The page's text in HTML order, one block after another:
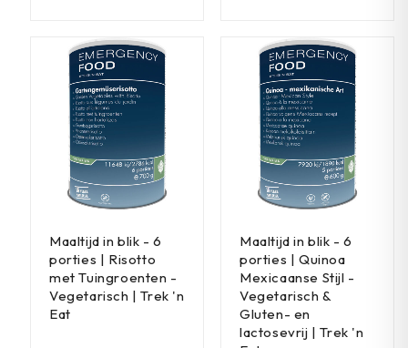
Maaltijd in blik - 6
porties | Risotto
met Tuingroenten -
Vegetarisch | Trek 'n
Eat
Maaltijd in blik - 6
porties | Quinoa
Mexicaanse Stijl -
Vegetarisch &
Gluten- en
lactosevrij | Trek 'n